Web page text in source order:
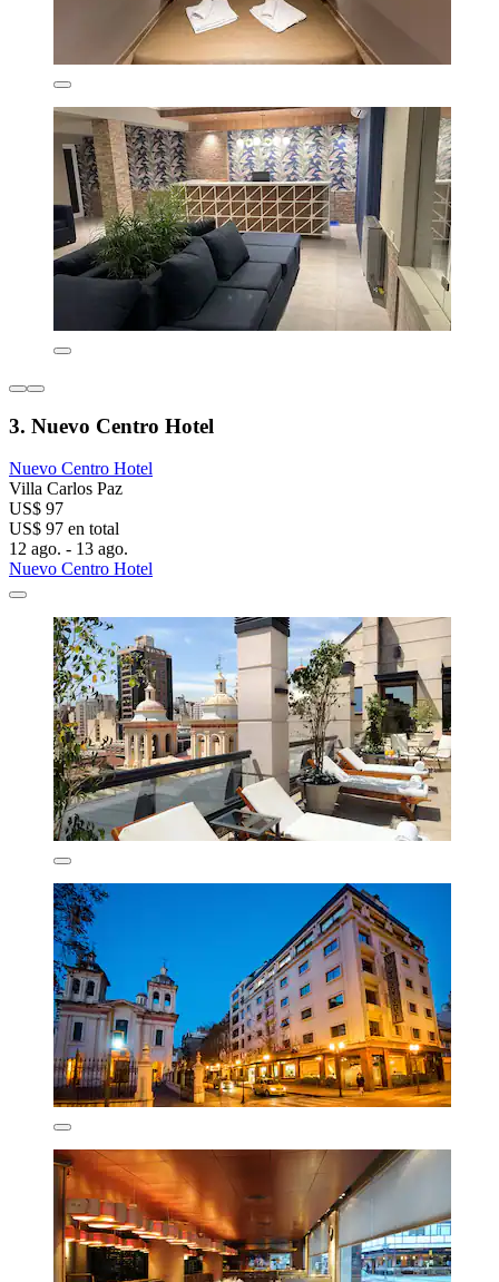
3. Nuevo Centro Hotel
Nuevo Centro Hotel
Villa Carlos Paz
US$ 97
US$ 97 en total
12 ago. - 13 ago.
Nuevo Centro Hotel